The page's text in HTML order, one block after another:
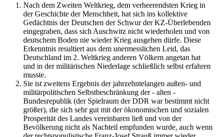
Nach dem Zweiten Weltkrieg, dem verheerendsten Krieg in
der Geschichte der Menschheit, hat sich ins kollektive
Gedächtnis der Deutschen der Schwur der KZ-Überlebenden
eingegraben, dass sich Auschwitz nicht wiederholen und von
deutschem Boden nie wieder Krieg ausgehen dürfe. Diese
Erkenntnis resultiert aus dem unermesslichen Leid, das
Deutschland im 2. Weltkrieg anderen Völkern angetan hat
und in der militärischen Niederlage schließlich selbst erfahren
musste.
Sie ist zweitens Ergebnis der jahrzehntelangen außen- und
militärpolitischen Selbstbeschränkung der - alten -
Bundesrepublik (der Spielraum der DDR war bestimmt nicht
größer), die sich sehr gut mit der ökonomischen und sozialen
Prosperität des Landes vereinbaren ließ und von der
Bevölkerung nicht als Nachteil empfunden wurde, auch wenn